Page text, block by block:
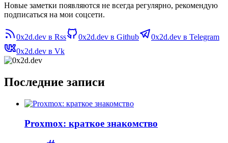
Новые заметки появляются не всегда регулярно, рекомендую
подписаться на мои соцсети.
0x2d.dev в Rss 0x2d.dev в Github
0x2d.dev в Telegram
0x2d.dev в Vk
Последние записи
Proxmox: краткое знакомство